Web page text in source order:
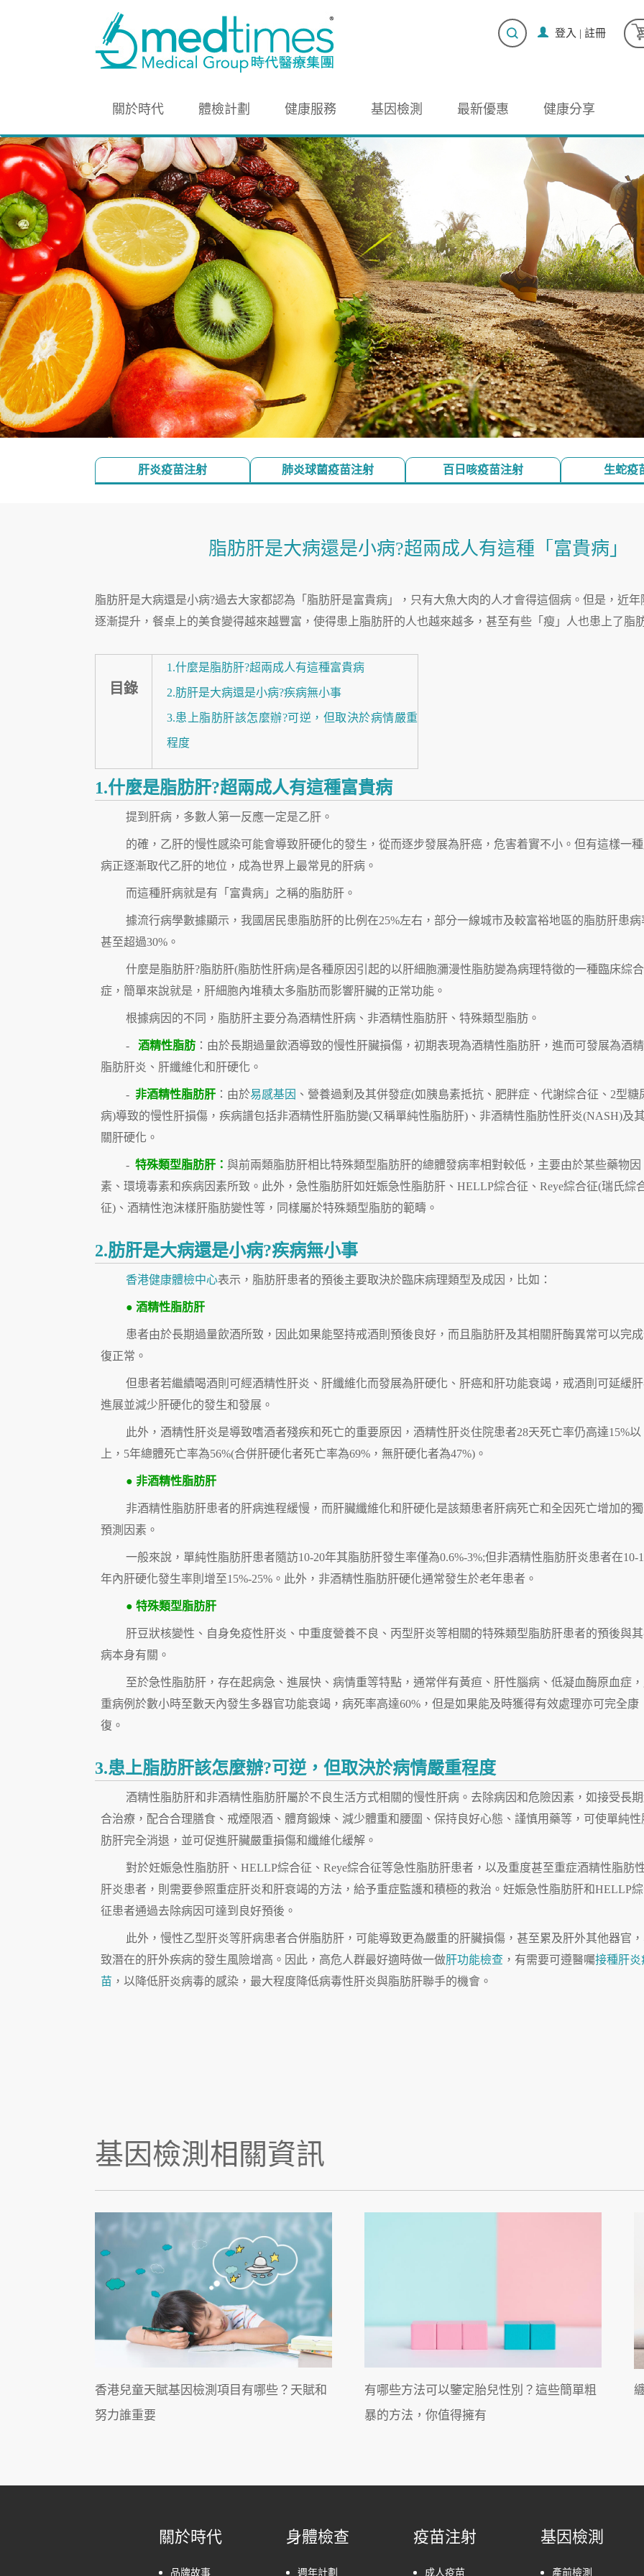
登入 | 註冊
關於時代 體檢計劃 健康服務 基因檢測 最新優惠 健康分享
肝炎疫苗注射 肺炎球菌疫苗注射 百日咳疫苗注射 生蛇疫
脂肪肝是大病還是小病?超兩成人有這種「富貴病」
脂肪肝是大病還是小病?過去大家都認為「脂肪肝是富貴病」，只有大魚大肉的人才會得這個病。但是，近
逐漸提升，餐桌上的美食變得越來越豐富，使得患上脂肪肝的人也越來越多，甚至有些「瘦」人也患上了脂
目錄
1.什麼是脂肪肝?超兩成人有這種富貴病
2.肪肝是大病還是小病?疾病無小事
3.患上脂肪肝該怎麼辦?可逆，但取決於病情嚴重
程度
1.什麼是脂肪肝?超兩成人有這種富貴病
提到肝病，多數人第一反應一定是乙肝。
的確，乙肝的慢性感染可能會導致肝硬化的發生，從而逐步發展為肝癌，危害着實不小。但有這樣一
病正逐漸取代乙肝的地位，成為世界上最常見的肝病。
而這種肝病就是有「富貴病」之稱的脂肪肝。
據流行病學數據顯示，我國居民患脂肪肝的比例在25%左右，部分一線城市及較富裕地區的脂肪肝患病
甚至超過30%。
什麼是脂肪肝?脂肪肝(脂肪性肝病)是各種原因引起的以肝細胞瀰漫性脂肪變為病理特徵的一種臨床綜合
症，簡單來說就是，肝細胞內堆積太多脂肪而影響肝臟的正常功能。
根據病因的不同，脂肪肝主要分為酒精性肝病、非酒精性脂肪肝、特殊類型脂肪。
- 酒精性脂肪 ：由於長期過量飲酒導致的慢性肝臟損傷，初期表現為酒精性脂肪肝，進而可發展為酒
脂肪肝炎、肝纖維化和肝硬化。
- 非酒精性脂肪肝 ：由於易感基因 、營養過剩及其併發症(如胰島素抵抗、肥胖症、代謝綜合征、2型糖
病)導致的慢性肝損傷，疾病譜包括非酒精性肝脂肪變(又稱單純性脂肪肝)、非酒精性脂肪性肝炎(NASH)及
關肝硬化。
- 特殊類型脂肪肝： 與前兩類脂肪肝相比特殊類型脂肪肝的總體發病率相對較低，主要由於某些藥物因
素、環境毒素和疾病因素所致。此外，急性脂肪肝如妊娠急性脂肪肝、HELLP綜合征、Reye綜合征(瑞氏綜
征)、酒精性泡沫樣肝脂肪變性等，同樣屬於特殊類型脂肪的範疇。
2.肪肝是大病還是小病?疾病無小事
香港健康體檢中心表示，脂肪肝患者的預後主要取決於臨床病理類型及成因，比如：
● 酒精性脂肪肝
患者由於長期過量飲酒所致，因此如果能堅持戒酒則預後良好，而且脂肪肝及其相關肝酶異常可以完
復正常。
但患者若繼續喝酒則可經酒精性肝炎、肝纖維化而發展為肝硬化、肝癌和肝功能衰竭，戒酒則可延緩
進展並減少肝硬化的發生和發展。
此外，酒精性肝炎是導致嗜酒者殘疾和死亡的重要原因，酒精性肝炎住院患者28天死亡率仍高達15%以
上，5年總體死亡率為56%(合併肝硬化者死亡率為69%，無肝硬化者為47%)。
● 非酒精性脂肪肝
非酒精性脂肪肝患者的肝病進程緩慢，而肝臟纖維化和肝硬化是該類患者肝病死亡和全因死亡增加的
預測因素。
一般來說，單純性脂肪肝患者隨訪10-20年其脂肪肝發生率僅為0.6%-3%;但非酒精性脂肪肝炎患者在10-
年內肝硬化發生率則增至15%-25%。此外，非酒精性脂肪肝硬化通常發生於老年患者。
● 特殊類型脂肪肝
肝豆狀核變性、自身免疫性肝炎、中重度營養不良、丙型肝炎等相關的特殊類型脂肪肝患者的預後與
病本身有關。
至於急性脂肪肝，存在起病急、進展快、病情重等特點，通常伴有黃疸、肝性腦病、低凝血酶原血症
重病例於數小時至數天內發生多器官功能衰竭，病死率高達60%，但是如果能及時獲得有效處理亦可完全康
復。
3.患上脂肪肝該怎麼辦?可逆，但取決於病情嚴重程度
酒精性脂肪肝和非酒精性脂肪肝屬於不良生活方式相關的慢性肝病。去除病因和危險因素，如接受長
合治療，配合合理膳食、戒煙限酒、體育鍛煉、減少體重和腰圍、保持良好心態、謹慎用藥等，可使單純性
肪肝完全消退，並可促進肝臟嚴重損傷和纖維化緩解。
對於妊娠急性脂肪肝、HELLP綜合征、Reye綜合征等急性脂肪肝患者，以及重度甚至重症酒精性脂肪
肝炎患者，則需要參照重症肝炎和肝衰竭的方法，給予重症監護和積極的救治。妊娠急性脂肪肝和HELLP
征患者通過去除病因可達到良好預後。
此外，慢性乙型肝炎等肝病患者合併脂肪肝，可能導致更為嚴重的肝臟損傷，甚至累及肝外其他器官
致潛在的肝外疾病的發生風險增高。因此，高危人群最好適時做一做肝功能檢查 ，有需要可遵醫囑接種肝炎
苗 ，以降低肝炎病毒的感染，最大程度降低病毒性肝炎與脂肪肝聯手的機會。
基因檢測相關資訊
香港兒童天賦基因檢測項目有哪些？天賦和
努力誰重要
有哪些方法可以鑒定胎兒性別？這些簡單粗
暴的方法，你值得擁有
關於時代
品牌故事
身體檢查
週年計劃
疫苗注射
成人疫苗
基因檢測
產前檢測